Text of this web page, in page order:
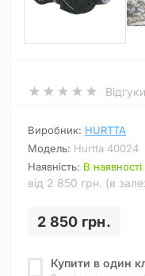
Виробник: HURTTA
Модель: Hurtta 40024
Наявність: В наявності
від 2 850 грн. (в
2 850 грн.
Купити в один